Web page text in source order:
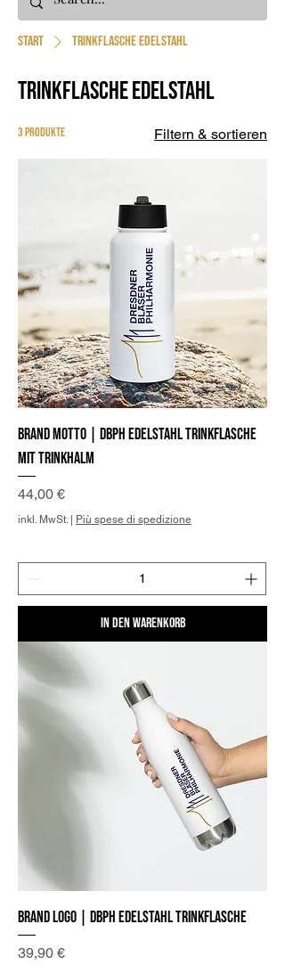
Start Trinkflasche Edelstahl
Trinkflasche Edelstahl
3 Produkte Filtern & sortieren
Brand Motto | DBPh Edelstahl Trinkflasche
mit Trinkhalm
Preis
44,00 €
inkl. MwSt.| Più spese di spedizione
In den Warenkorb
Brand Logo | DBPh Edelstahl Trinkflasche
Preis
39,90 €